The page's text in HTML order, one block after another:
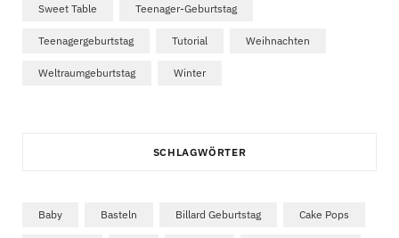
Sweet Table Teenager-Geburtstag
Teenagergeburtstag Tutorial Weihnachten
Weltraumgeburtstag Winter
SCHLAGWÖRTER
Baby Basteln Billard Geburtstag Cake Pops